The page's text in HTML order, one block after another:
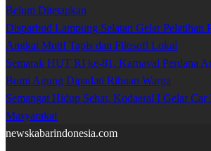
Belum Ditetapkan
Disparbud Lampung Selatan Gelar Pelatihan
Angkat Motif Tapis dan Filosofi Lokal
Semarak HUT RI ke-81, Karnaval Perdana
Bumi Agung Dipadati Ribuan Warga
Semangat Hidup Sehat, Kodaeral I Gelar
Masyarakat
newskabarindonesia.com